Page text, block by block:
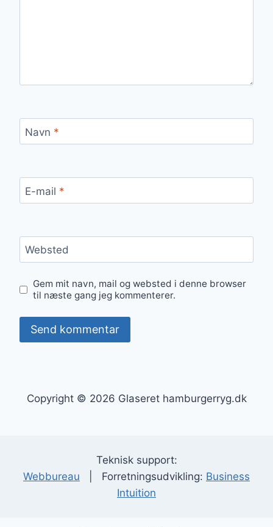
Navn *
E-mail *
Websted
Gem mit navn, mail og websted i denne browser
til næste gang jeg kommenterer.
Copyright © 2026 Glaseret hamburgerryg.dk
Teknisk support:
Webbureau | Forretningsudvikling: Business
Intuition